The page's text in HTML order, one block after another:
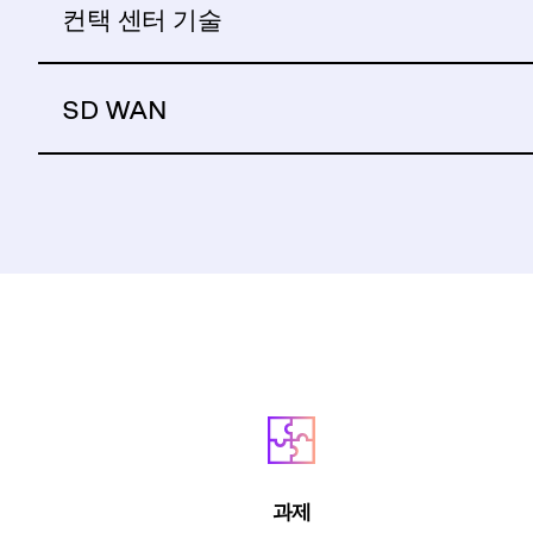
컨택 센터 기술
SD WAN
과제